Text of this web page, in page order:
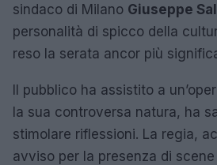
sindaco di Milano Giuseppe
personalità di spicco della
reso la serata ancor più
Il pubblico ha assistito a
la sua controversa natura, ha
stimolare riflessioni. La regia,
avviso per la presenza di